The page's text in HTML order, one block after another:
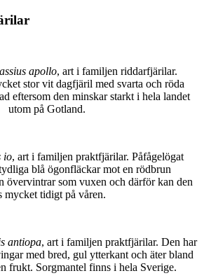
apollo, art i familjen riddarfjärilar.
stor vit dagfjäril med svarta och röda
eftersom den minskar starkt i hela landet
utom på Gotland.
io, art i familjen praktfjärilar. Påfågelögat
blå ögonfläckar mot en rödbrun
övervintrar som vuxen och därför kan den
mycket tidigt på våren.
antiopa, art i familjen praktfjärilar. Den har
med bred, gul ytterkant och äter bland
frukt. Sorgmantel finns i hela Sverige.